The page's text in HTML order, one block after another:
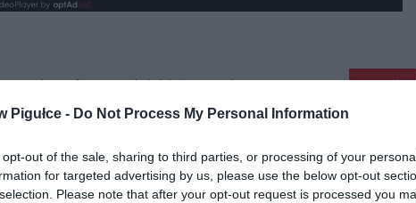
Pigułce - Do Not Process My Personal Information
opt-out of the sale, sharing to third parties, or processing of your
for targeted advertising by us, please use the below opt-out
Please note that after your opt-out request is processed you
nas do preferowanych źródeł w Google Dodaj